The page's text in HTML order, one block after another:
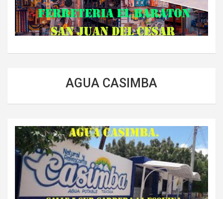
AGUA CASIMBA